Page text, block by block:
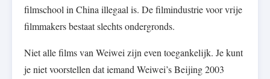
filmschool in China illegaal is. De filmindustrie voor vrije
filmmakers bestaat slechts ondergronds.
Niet alle films van Weiwei zijn even toegankelijk. Je kunt
je niet voorstellen dat iemand Weiwei’s Beijing 2003